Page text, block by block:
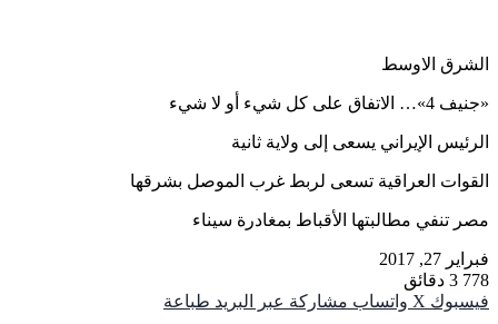
الشرق الاوسط
«جنيف 4»… الاتفاق على كل شيء أو لا شيء
الرئيس الإيراني يسعى إلى ولاية ثانية
القوات العراقية تسعى لربط غرب الموصل بشرقها
مصر تنفي مطالبتها الأقباط بمغادرة سيناء
فبراير 27, 2017
778 3 دقائق
فيسبوك ‫X واتساب مشاركة عبر البريد طباعة